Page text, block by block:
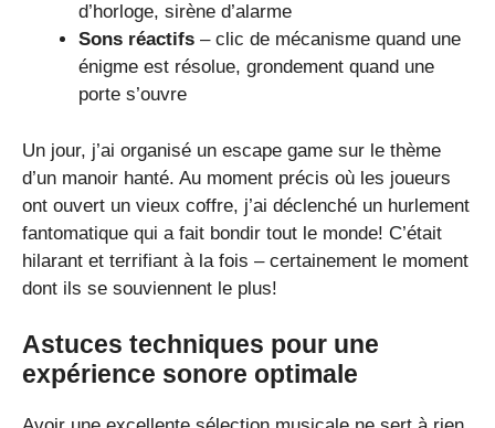
d’horloge, sirène d’alarme
Sons réactifs – clic de mécanisme quand une
énigme est résolue, grondement quand une
porte s’ouvre
Un jour, j’ai organisé un escape game sur le thème
d’un manoir hanté. Au moment précis où les joueurs
ont ouvert un vieux coffre, j’ai déclenché un hurlement
fantomatique qui a fait bondir tout le monde! C’était
hilarant et terrifiant à la fois – certainement le moment
dont ils se souviennent le plus!
Astuces techniques pour une
expérience sonore optimale